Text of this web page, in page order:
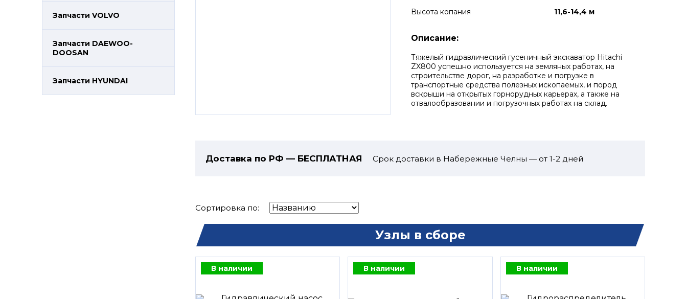
Запчасти VOLVO
Запчасти DAEWOO-
DOOSAN
Запчасти HYUNDAI
Высота копания
11,6-14,4 м
Описание:
Тяжелый гидравлический гусеничный экскаватор Hitachi
ZX800 успешно используется на земляных работах, на
строительстве дорог, на разработке и погрузке в
транспортные средства полезных ископаемых, и пород
вскрыши на открытых горнорудных карьерах, а также на
отвалообразовании и погрузочных работах на склад.
Доставка по РФ — БЕСПЛАТНАЯ Срок доставки в Набережные Челны — от 1-2 дней
Сортировка по:
Узлы в сборе
В наличии В наличии В наличии